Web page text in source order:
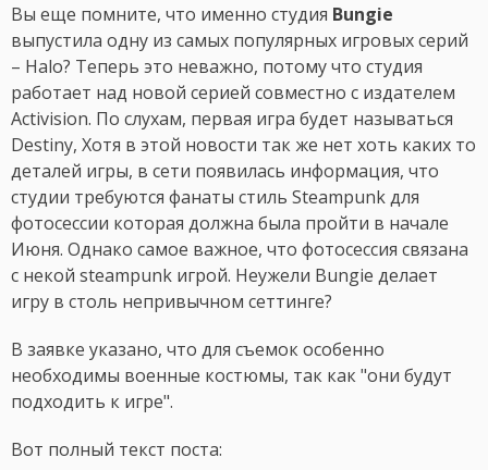
Вы еще помните, что именно студия Bungie
выпустила одну из самых популярных игровых серий
– Halo? Теперь это неважно, потому что студия
работает над новой серией совместно с издателем
Activision. По слухам, первая игра будет называться
Destiny, Хотя в этой новости так же нет хоть каких то
деталей игры, в сети появилась информация, что
студии требуются фанаты стиль Steampunk для
фотосессии которая должна была пройти в начале
Июня. Однако самое важное, что фотосессия связана
с некой steampunk игрой. Неужели Bungie делает
игру в столь непривычном сеттинге?
В заявке указано, что для съемок особенно
необходимы военные костюмы, так как "они будут
подходить к игре".
Вот полный текст поста: